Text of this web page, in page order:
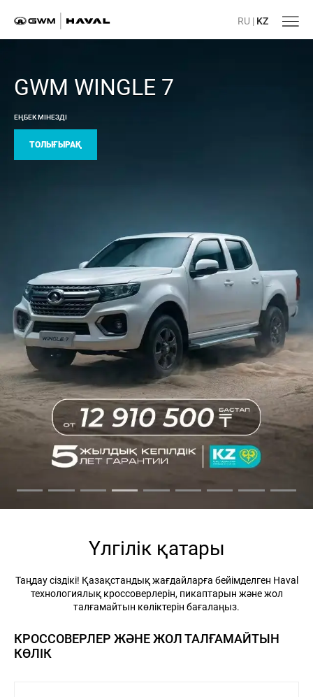
RU | KZ
Үлгілік қатары
Таңдау сіздікі! Қазақстандық жағдайларға бейімделген Haval
технологиялық кроссоверлерін, пикаптарын және жол
талғамайтын көліктерін бағалаңыз.
КРОССОВЕРЛЕР ЖӘНЕ ЖОЛ ТАЛҒАМАЙТЫН
КӨЛІК